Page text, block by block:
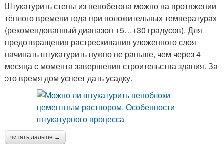
Штукатурить стены из пенобетона можно на протяжении
тёплого времени года при положительных температурах
(рекомендованный диапазон +5…+30 градусов). Для
предотвращения растрескивания уложенного слоя
начинать штукатурить нужно не раньше, чем через 4
месяца с момента завершения строительства здания. За
это время дом успеет дать усадку.
читать дальше →